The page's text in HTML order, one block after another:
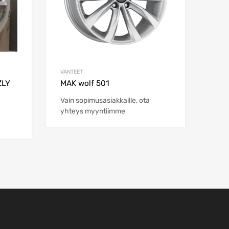
VANTEET
MAK wolf 501
Vain sopimusasiakkaille, ota
yhteys myyntiimme